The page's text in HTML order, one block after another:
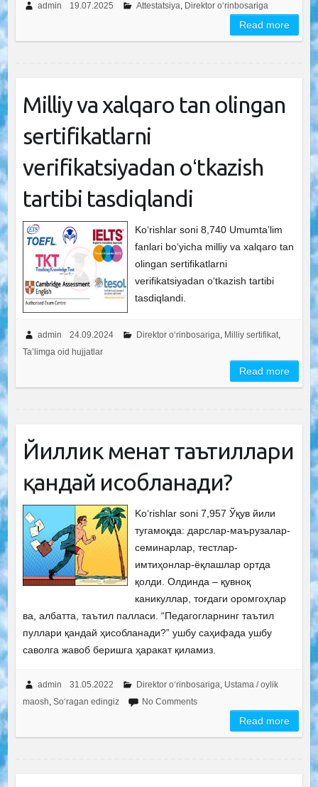
admin 19.07.2025 Attestatsiya, Direktor o‘rinbosariga
Read more
Milliy va xalqaro tan olingan
sertifikatlarni
verifikatsiyadan oʻtkazish
tartibi tasdiqlandi
Ko‘rishlar soni 8,740 Umumtaʼlim
fanlari boʻyicha milliy va xalqaro tan
olingan sertifikatlarni
verifikatsiyadan oʻtkazish tartibi
tasdiqlandi.
admin 24.09.2024 Direktor o‘rinbosariga, Milliy sertifikat,
Ta’limga oid hujjatlar
Read more
Йиллик меҳнат таътиллари
қандай ҳисобланади?
Ko‘rishlar soni 7,957 Ўқув йили
тугамоқда: дарслар-маърузалар-
семинарлар, тестлар-
имтиҳонлар-ёқлашлар ортда
қолди. Олдинда – қувноқ
каникуллар, тоғдаги оромгоҳлар
ва, албатта, таътил палласи. “Педагогларнинг таътил
пуллари қандай ҳисобланади?” ушбу саҳифада ушбу
саволга жавоб беришга ҳаракат қиламиз.
admin 31.05.2022 Direktor o‘rinbosariga, Ustama / oylik
maosh, So‘ragan edingiz No Comments
Read more